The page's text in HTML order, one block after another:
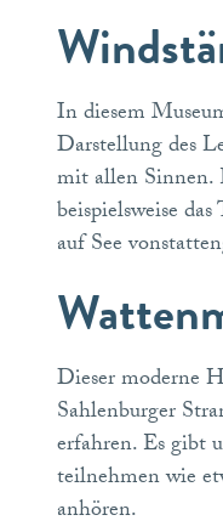
In diesem
Darstellung des
mit allen Sinnen.
beispielsweise
auf See
Dieser moderne
Sahlenburger
erfahren. Es gibt
teilnehmen wie
anhören.